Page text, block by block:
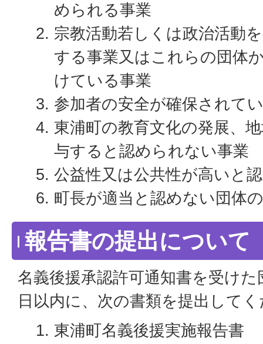
められる事業
宗教活動若しくは政治活動
する事業又はこれらの団体
けている事業
参加者の安全が確保されて
東浦町の教育文化の発展、
与すると認められない事業
公益性又は公共性が高いと
町長が適当と認めない団体
報告書の提出について
名義後援承認許可通知書を受け
日以内に、次の書類を提出して
東浦町名義後援実施報告書